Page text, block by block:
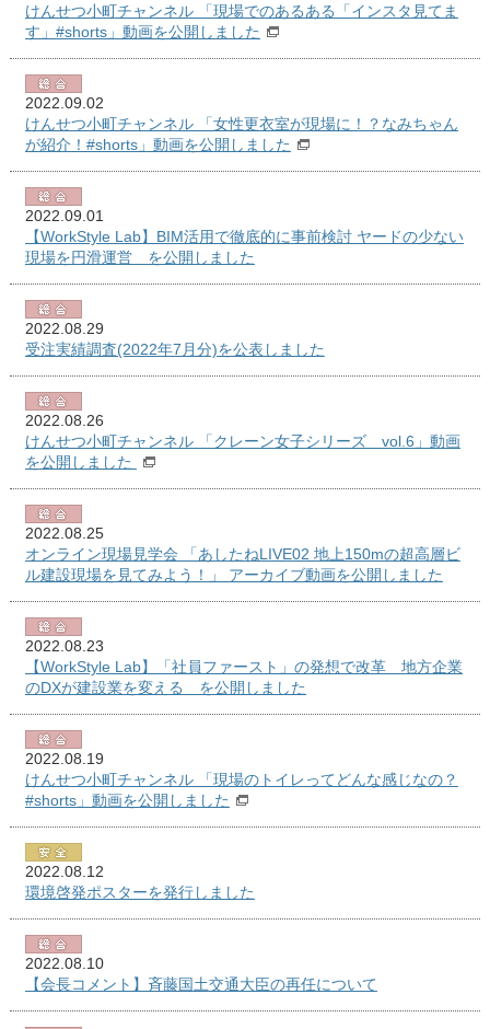
けんせつ小町チャンネル 「現場でのあるある「インスタ見てま
す」#shorts」動画を公開しました
2022.09.02
けんせつ小町チャンネル 「女性更衣室が現場に！？なみちゃん
が紹介！#shorts」動画を公開しました
2022.09.01
【WorkStyle Lab】BIM活用で徹底的に事前検討 ヤードの少ない
現場を円滑運営 を公開しました
2022.08.29
受注実績調査(2022年7月分)を公表しました
2022.08.26
けんせつ小町チャンネル 「クレーン女子シリーズ vol.6」動画
を公開しました
2022.08.25
オンライン現場見学会 「あしたねLIVE02 地上150mの超高層ビ
ル建設現場を見てみよう！」 アーカイブ動画を公開しました
2022.08.23
【WorkStyle Lab】「社員ファースト」の発想で改革 地方企業
のDXが建設業を変える を公開しました
2022.08.19
けんせつ小町チャンネル 「現場のトイレってどんな感じなの？
#shorts」動画を公開しました
2022.08.12
環境啓発ポスターを発行しました
2022.08.10
【会長コメント】斉藤国土交通大臣の再任について